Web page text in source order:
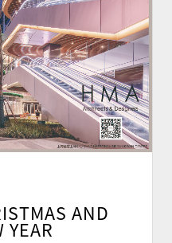
AND
YEAR